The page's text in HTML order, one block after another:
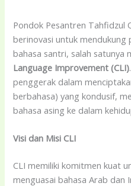
Pondok Pesantren Tahfidzul
berinovasi untuk mendukung
bahasa santri, salah satunya
Language Improvement (CLI)
penggerak dalam
berbahasa) yang kondusif,
bahasa asing ke dalam
Visi dan Misi CLI
CLI memiliki komitmen kuat
menguasai bahasa Arab dan